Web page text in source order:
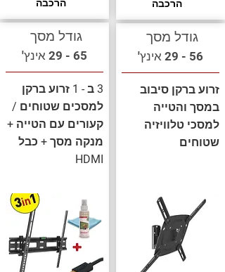
הרכבה
גודל מסך
65 - 29 אינץ'
3 ב - 1 זרוע ברקן
למסכים שטוחים /
קעורים עם הטייה +
מנקה מסך + כבל
HDMI
הרכבה
גודל מסך
56 - 29 אינץ'
זרוע ברקן סיבוב
במסך והטייה
למסכי טלוויזיה
שטוחים